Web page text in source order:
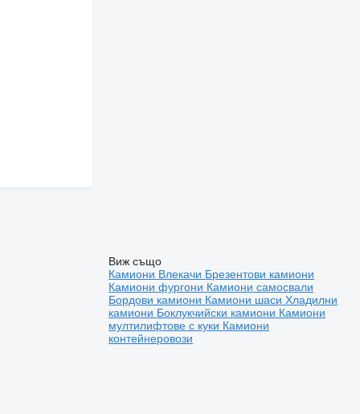
Виж също
Камиони Влекачи Брезентови камиони
Камиони фургони Камиони самосвали
Бордови камиони Камиони шасиХладилни
камиони Боклукчийски камиони Камиони
мултилифтове с куки Камиони
контейнеровози